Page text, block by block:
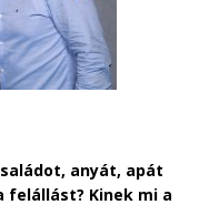
anyát, apát
felállást? Kinek mi a